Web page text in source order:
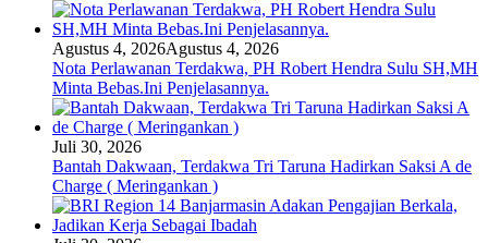
Agustus 4, 2026Agustus 4, 2026
Nota Perlawanan Terdakwa, PH Robert Hendra Sulu SH,MH
Minta Bebas.Ini Penjelasannya.
Juli 30, 2026
Bantah Dakwaan, Terdakwa Tri Taruna Hadirkan Saksi A de
Charge ( Meringankan )